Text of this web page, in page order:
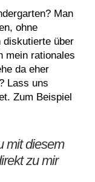
Man
ohne
diskutierte über
mein rationales
da eher
Lass uns
Zum Beispiel
mit diesem
zu mir